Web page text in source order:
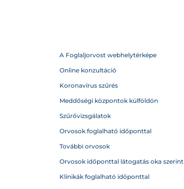
A Foglaljorvost webhelytérképe
Online konzultáció
Koronavírus szűrés
Meddőségi központok külföldön
Szűrővizsgálatok
Orvosok foglalható időponttal
További orvosok
Orvosok időponttal látogatás oka szerint
Klinikák foglalható időponttal